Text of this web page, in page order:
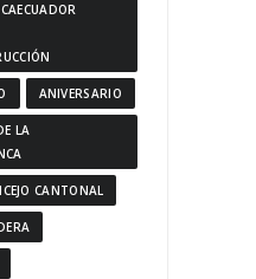
ANIVERSARIO
LA
CANTONAL